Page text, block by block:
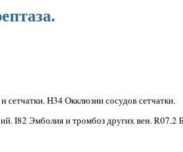
сетчатки. H34 Окклюзии сосудов сетчатки.
I82 Эмболия и тромбоз других вен. R07.2